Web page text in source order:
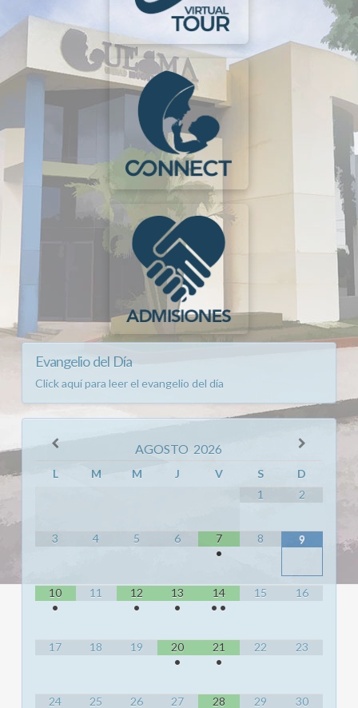
Evangelio ‌‌ del‌‌ ‌‌ Día
Click aquí para leer el evangelio del día
AGOSTO 2026
L M M J V S
D
1
2
3 4 5 6
7
•
8 9
10
•
11
12
•
13
•
14
• •
15 16
17 18 19
20
•
21
•
22 23
24 25 26 27 28 29 30